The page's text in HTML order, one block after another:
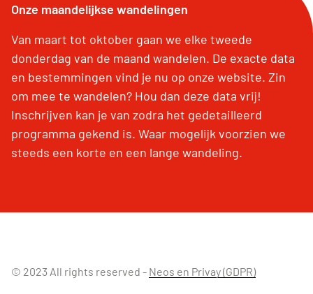
Onze maandelijkse wandelingen
Van maart tot oktober gaan we elke tweede
donderdag van de maand wandelen. De exacte data
en bestemmingen vind je nu op onze website. Zin
om mee te wandelen? Hou dan deze data vrij!
Inschrijven kan je van zodra het gedetailleerd
programma gekend is. Waar mogelijk voorzien we
steeds een korte en een lange wandeling.
© 2023 All rights reserved - Neos en Privay (GDPR)